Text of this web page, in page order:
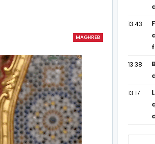
MAGHREB
13:43
13:38
13:17